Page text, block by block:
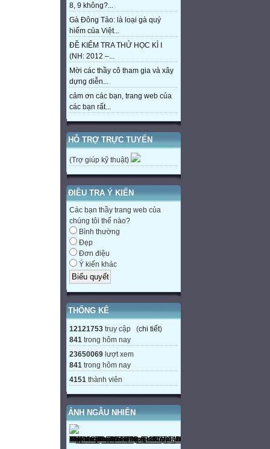
8, 9 không?...
Gà Đông Tảo: là loại gà quý
hiếm của Việt...
ĐỀ KIỂM TRA THỬ HỌC KÌ I
(NH: 2012 –...
Mời các thầy cô tham gia và xây
dựng diễn...
cảm ơn các bạn, trang web của
các bạn rất...
HỖ TRỢ TRỰC TUYẾN
(Trợ giúp kỹ thuật)
ĐIỀU TRA Ý KIẾN
Các bạn thầy trang web của
chúng tôi thế nào?
Bình thường
Đẹp
Đơn điệu
Ý kiến khác
THỐNG KÊ
12121753 truy cập (chi tiết)
841 trong hôm nay
23650069 lượt xem
841 trong hôm nay
4151 thành viên
ẢNH NGẪU NHIÊN